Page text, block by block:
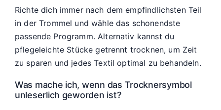
Richte dich immer nach dem empfindlichsten Teil
in der Trommel und wähle das schonendste
passende Programm. Alternativ kannst du
pflegeleichte Stücke getrennt trocknen, um Zeit
zu sparen und jedes Textil optimal zu behandeln.
Was mache ich, wenn das Trocknersymbol
unleserlich geworden ist?